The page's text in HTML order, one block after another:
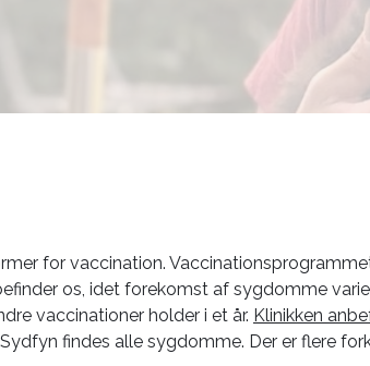
for vaccination.
os, idet forekomst af sygdomme
vaccinationer holder i et år. Klinikken
findes alle sygdomme. Der er flere